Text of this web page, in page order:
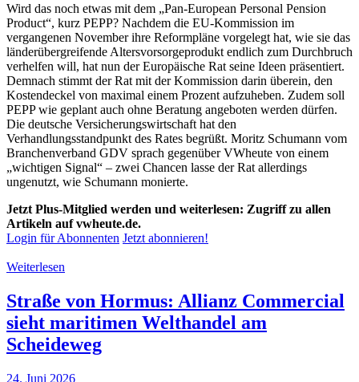
Wird das noch etwas mit dem „Pan-European Personal Pension
Product“, kurz PEPP? Nachdem die EU-Kommission im
vergangenen November ihre Reformpläne vorgelegt hat, wie sie das
länderübergreifende Altersvorsorgeprodukt endlich zum Durchbruch
verhelfen will, hat nun der Europäische Rat seine Ideen präsentiert.
Demnach stimmt der Rat mit der Kommission darin überein, den
Kostendeckel von maximal einem Prozent aufzuheben. Zudem soll
PEPP wie geplant auch ohne Beratung angeboten werden dürfen.
Die deutsche Versicherungswirtschaft hat den
Verhandlungsstandpunkt des Rates begrüßt. Moritz Schumann vom
Branchenverband GDV sprach gegenüber VWheute von einem
„wichtigen Signal“ – zwei Chancen lasse der Rat allerdings
ungenutzt, wie Schumann monierte.
Jetzt Plus-Mitglied werden und weiterlesen: Zugriff zu allen
Artikeln auf vwheute.de.
Login für Abonnenten Jetzt abonnieren!
Weiterlesen
Straße von Hormus: Allianz Commercial
sieht maritimen Welthandel am
Scheideweg
24. Juni 2026